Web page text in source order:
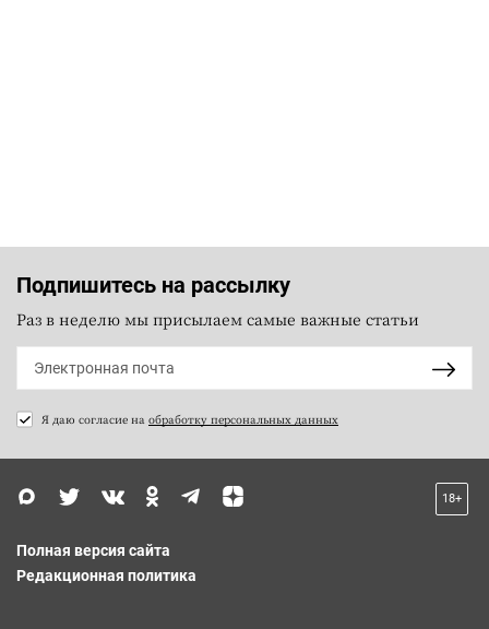
Подпишитесь на рассылку
Раз в неделю мы присылаем самые важные статьи
Я даю согласие на обработку персональных данных
18+
Полная версия сайта
Редакционная политика